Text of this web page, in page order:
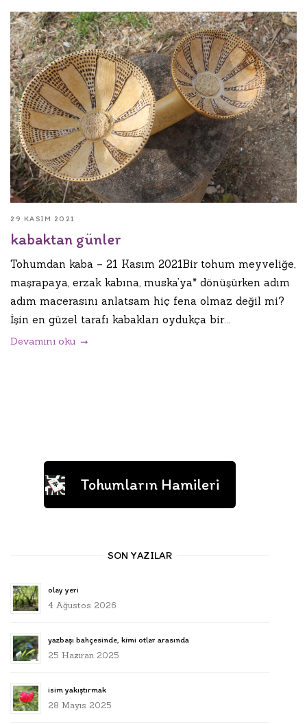
29 KASIM 2021
kabaktan günler
Tohumdan kaba – 21 Kasım 2021Bir tohum meyveliğe,
maşrapaya, erzak kabına, muska’ya* dönüşürken adım
adım macerasını anlatsam hiç fena olmaz değil mi?
İşin en güzel tarafı kabakları oydukça bir...
Devamını oku
Tohumların Hamileri
SON YAZILAR
olay yeri
4 Ağustos 2026
yazbaşı bahçesinde, kimi otlar arasında
25 Haziran 2025
isim yakıştırmak
28 Mayıs 2025